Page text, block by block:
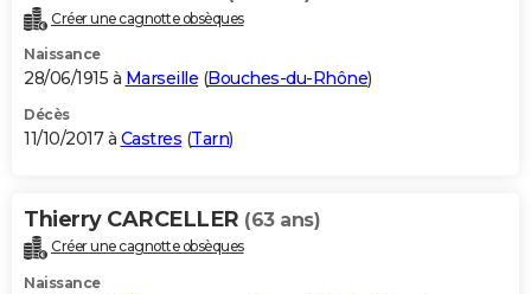
Créer une cagnotte obsèques
Naissance
28/06/1915 à Marseille (Bouches-du-Rhône)
Décès
11/10/2017 à Castres (Tarn)
Thierry CARCELLER (63 ans)
Créer une cagnotte obsèques
Naissance